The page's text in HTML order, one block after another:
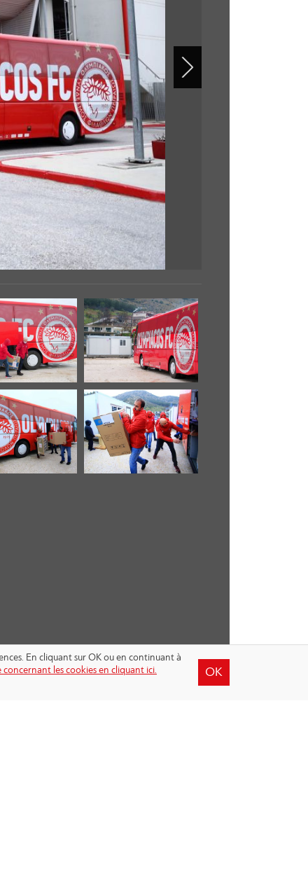
En cliquant sur OK ou en continuant à
les cookies en cliquant ici. OK